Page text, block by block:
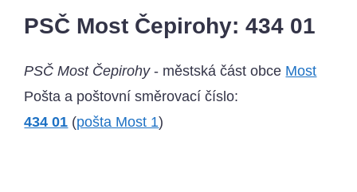
PSČ Most Čepirohy: 434 01
PSČ Most Čepirohy- městská část obce Most
Pošta a poštovní směrovací číslo:
434 01 (pošta Most 1)